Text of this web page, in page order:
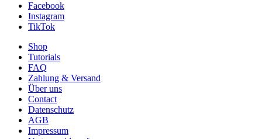
Facebook
Instagram
TikTok
Shop
Tutorials
FAQ
Zahlung & Versand
Über uns
Contact
Datenschutz
AGB
Impressum